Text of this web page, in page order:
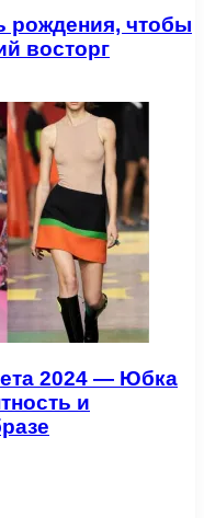
рождения, чтобы
восторг
2024 — Юбка
и